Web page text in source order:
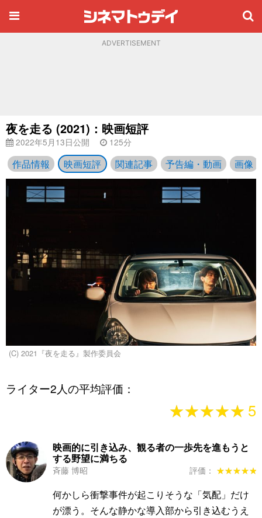
ADVERTISEMENT
夜を走る (2021)：映画短評
2022年5月13日公開 125分
作品情報 映画短評 関連記事 予告編・動画 画像
(C) 2021『夜を走る』製作委員会
ライター2人の平均評価：
★★★★★
★★★★★ 5
映画的に引き込み、観る者の一歩先を進もうと
する野望に満ちる
斉藤 博昭 評価： ★★★★★
★★★★★
何かしら衝撃事件が起こりそうな「気配」だけ
が漂う。そんな静かな導入部から引き込むうえ